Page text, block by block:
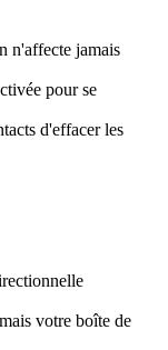
n'affecte jamais
pour se
d'effacer les
votre boîte de